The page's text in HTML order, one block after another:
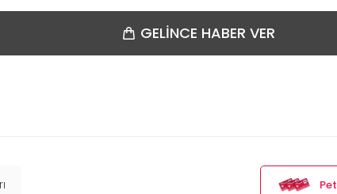
GELINCE HABER VER